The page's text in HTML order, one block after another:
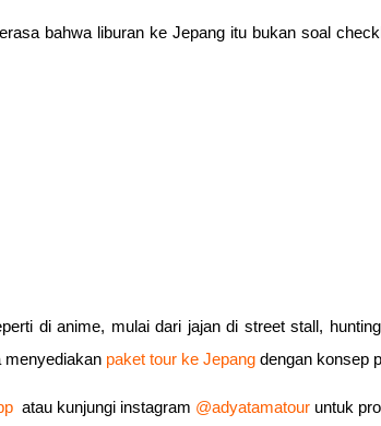
bahwa liburan ke Jepang itu bukan soal
di anime, mulai dari jajan di street stall,
menyediakan paket tour ke Jepang dengan konsep
atau kunjungi instagram @adyatamatour untuk